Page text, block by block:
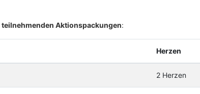
teilnehmenden Aktionspackungen:
Herzen
2 Herzen